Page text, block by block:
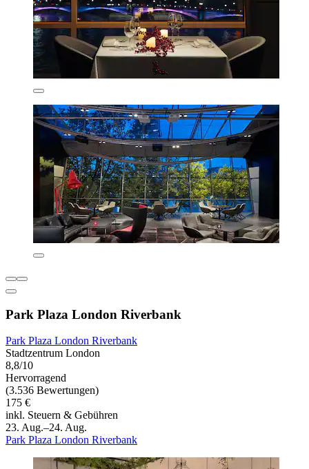
Park Plaza London Riverbank
Park Plaza London Riverbank
Stadtzentrum London
8,8/10
Hervorragend
(3.536 Bewertungen)
175 €
inkl. Steuern & Gebühren
23. Aug.–24. Aug.
Park Plaza London Riverbank